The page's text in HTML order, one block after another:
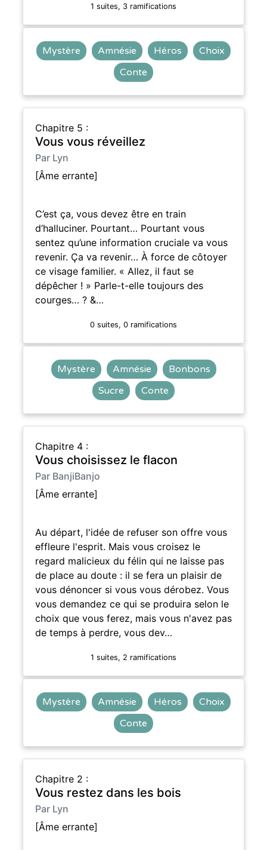
1 suites, 3 ramifications
Mystère Amnésie Héros
Choix
Conte
Chapitre 5 :
Vous vous réveillez
Par Lyn
[Âme errante]
C’est ça, vous devez être en train
d’halluciner. Pourtant… Pourtant vous
sentez qu’une information cruciale va vous
revenir. Ça va revenir… À force de côtoyer
ce visage familier. « Allez, il faut se
dépêcher ! » Parle-t-elle toujours des
courges… ? &…
0 suites, 0 ramifications
Mystère Amnésie
Bonbons
Sucre
Conte
Chapitre 4 :
Vous choisissez le flacon
Par BanjiBanjo
[Âme errante]
Au départ, l'idée de refuser son offre vous
effleure l'esprit. Mais vous croisez le
regard malicieux du félin qui ne laisse pas
de place au doute : il se fera un plaisir de
vous dénoncer si vous vous dérobez. Vous
vous demandez ce qui se produira selon le
choix que vous ferez, mais vous n'avez pas
de temps à perdre, vous dev…
1 suites, 2 ramifications
Mystère Amnésie Héros
Choix
Conte
Chapitre 2 :
Vous restez dans les bois
Par Lyn
[Âme errante]